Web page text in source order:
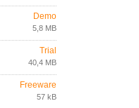
Demo
5,8 MB
Trial
40,4 MB
Freeware
57 kB